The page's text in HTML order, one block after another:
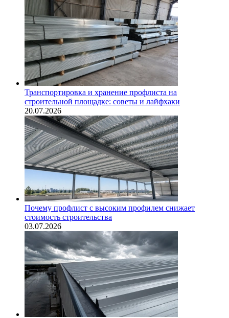
Транспортировка и хранение профлиста на
строительной площадке: советы и лайфхаки
20.07.2026
Почему профлист с высоким профилем снижает
стоимость строительства
03.07.2026